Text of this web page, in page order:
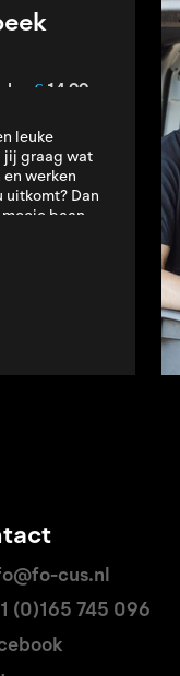
€14,99
leuke
graag wat
werken
uitkomt? Dan
baan
cus.nl
(0)165 745 096